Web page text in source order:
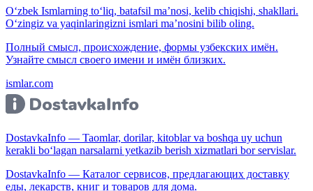
O‘zbek Ismlarning to‘liq, batafsil ma’nosi, kelib chiqishi, shakllari.
O‘zingiz va yaqinlaringizni ismlari ma’nosini bilib oling.
Полный смысл, происхождение, формы узбекских имён.
Узнайте смысл своего имени и имён близких.
ismlar.com
DostavkaInfo — Taomlar, dorilar, kitoblar va boshqa uy uchun
kerakli bo‘lagan narsalarni yetkazib berish xizmatlari bor servislar.
DostavkaInfo — Каталог сервисов, предлагающих доставку
еды, лекарств, книг и товаров для дома.